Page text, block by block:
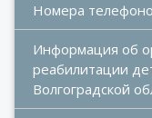
Номера
Информация об
реабилитации
Волгоградской